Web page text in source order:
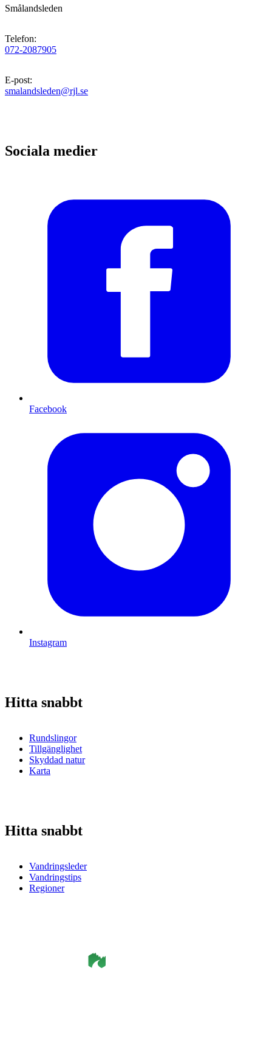
Smålandsleden
Telefon:
072-2087905
E-post:
smalandsleden@rjl.se
Sociala medier
Facebook
Instagram
Hitta snabbt
Rundslingor
Tillgänglighet
Skyddad natur
Karta
Hitta snabbt
Vandringsleder
Vandringstips
Regioner